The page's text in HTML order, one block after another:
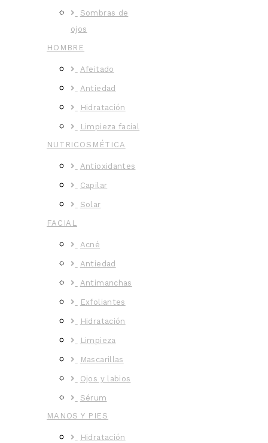
Sombras de
ojos
HOMBRE
Afeitado
Antiedad
Hidratación
Limpieza facial
NUTRICOSMÉTICA
Antioxidantes
Capilar
Solar
FACIAL
Acné
Antiedad
Antimanchas
Exfoliantes
Hidratación
Limpieza
Mascarillas
Ojos y labios
Sérum
MANOS Y PIES
Hidratación